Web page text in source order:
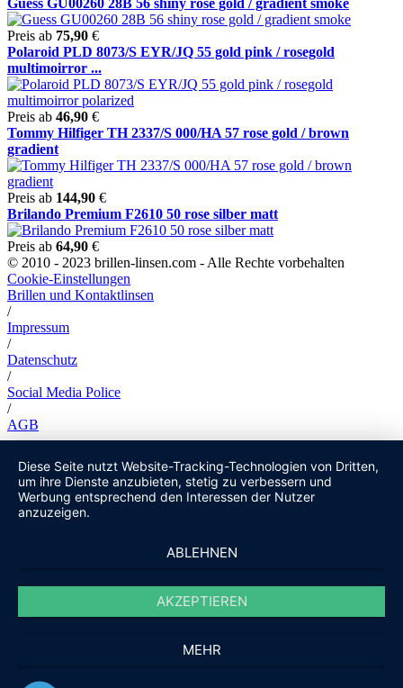
Preis ab 75,90 €
Polaroid PLD 8073/S EYR/JQ 55 gold pink / rosegold
multimoirror ...
Preis ab 46,90 €
Tommy Hilfiger TH 2337/S 000/HA 57 rose gold / brown
gradient
Preis ab 144,90 €
Brilando Premium F2610 50 rose silber matt
Preis ab 64,90 €
© 2010 - 2023 brillen-linsen.com - Alle Rechte vorbehalten
Cookie-Einstellungen
Brillen und Kontaktlinsen
/
Impressum
/
Datenschutz
/
Social Media Police
/
AGB
Diese Seite nutzt Website-Tracking-Technologien von Dritten,
um ihre Dienste anzubieten, stetig zu verbessern und
Werbung entsprechend den Interessen der Nutzer
anzuzeigen.
ABLEHNEN
AKZEPTIEREN
MEHR